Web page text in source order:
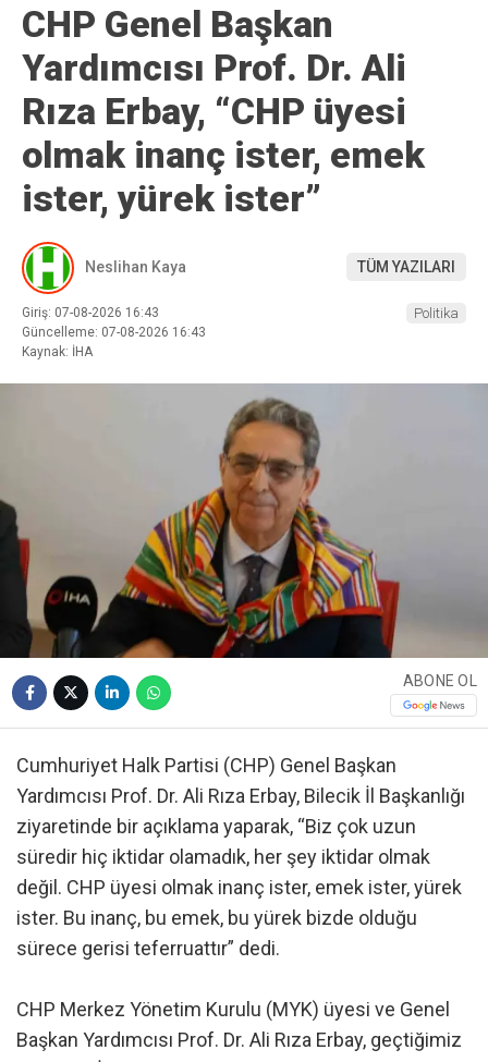
CHP Genel Başkan
Yardımcısı Prof. Dr. Ali
Rıza Erbay, “CHP üyesi
olmak inanç ister, emek
ister, yürek ister”
Neslihan Kaya TÜM YAZILARI
Giriş: 07-08-2026 16:43
Güncelleme: 07-08-2026 16:43
Kaynak: İHA
Politika
ABONE OL
Cumhuriyet Halk Partisi (CHP) Genel Başkan
Yardımcısı Prof. Dr. Ali Rıza Erbay, Bilecik İl Başkanlığı
ziyaretinde bir açıklama yaparak, “Biz çok uzun
süredir hiç iktidar olamadık, her şey iktidar olmak
değil. CHP üyesi olmak inanç ister, emek ister, yürek
ister. Bu inanç, bu emek, bu yürek bizde olduğu
sürece gerisi teferruattır” dedi.
CHP Merkez Yönetim Kurulu (MYK) üyesi ve Genel
Başkan Yardımcısı Prof. Dr. Ali Rıza Erbay, geçtiğimiz